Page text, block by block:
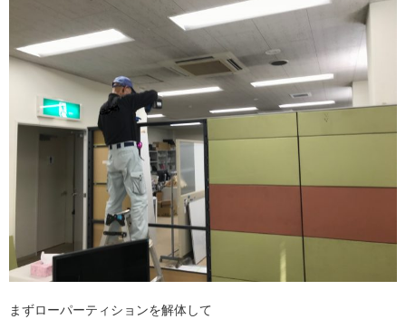
まずローパーティションを解体して